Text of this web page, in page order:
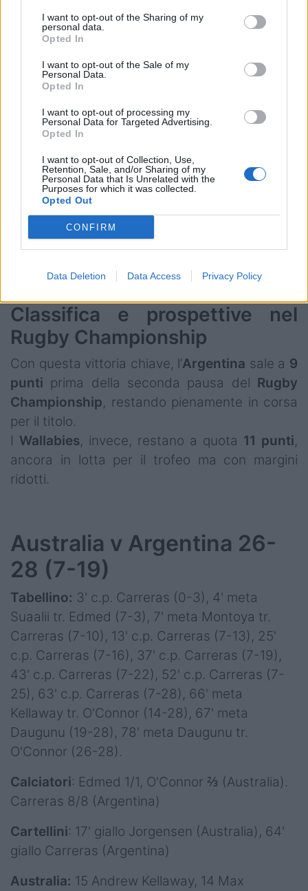
I want to opt-out of the Sharing of my
personal data.
Opted In
I want to opt-out of the Sale of my
Personal Data.
Opted In
I want to opt-out of processing my
Personal Data for Targeted Advertising.
Opted In
I want to opt-out of Collection, Use,
Retention, Sale, and/or Sharing of my
Personal Data that Is Unrelated with the
Purposes for which it was collected.
Opted Out
CONFIRM
Data Deletion Data Access Privacy Policy
La vittoria dei Pumas
In una prestazione solida e meritata, i
hanno segnato una sola meta conJulian
Montoya, capitano alla sua 50ª presenza,
mentre
Santiago Carreras
squadra al successo con i suoi calci decisivi.
Per l’ Australia, le mete sono arrivate da
Joseph Suaalii, Andrew Kellaway
eFilipo
Daugunu(doppietta), conTane Edmed
James O’Connora segno con le
trasformazioni e i piazzati. Tuttavia, non è
bastato per evitare una pesante sconfitta
casalinga.
Classifica e prospettive nel
Rugby Championship
Con questa vittoria chiave, l’Argentina sale a 9
punti prima della seconda pausa del Rugby
Championship, restando pienamente in corsa
per il titolo.
I Wallabies, invece, restano a quota 11 punti,
ancora in lotta per il trofeo ma con margini
ridotti.
Australia v Argentina 26-
28 (7-19)
Tabellino: 3' c.p. Carreras (0-3), 4' meta
Suaalii tr. Edmed (7-3), 7' meta Montoya tr.
Carreras (7-10), 13' c.p. Carreras (7-13), 25'
c.p. Carreras (7-16), 37' c.p. Carreras (7-19),
43' c.p. Carreras (7-22), 52' c.p. Carreras (7-
25), 63' c.p. Carreras (7-28), 66' meta
Kellaway tr. O'Connor (14-28), 67' meta
Daugunu (19-28), 78' meta Daugunu tr.
O'Connor (26-28).
Calciatori: Edmed 1/1, O'Connor ⅔ (Australia).
Carreras 8/8 (Argentina)
Cartellini: 17' giallo Jorgensen (Australia), 64'
giallo Carreras (Argentina)
Australia: 15 Andrew Kellaway, 14 Max